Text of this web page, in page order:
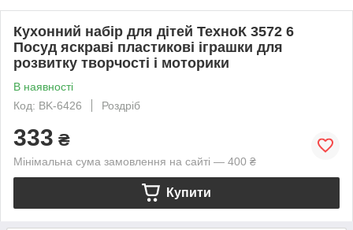
Кухонний набір для дітей ТехноК 3572 6
Посуд яскраві пластикові іграшки для
розвитку творчості і моторики
В наявності
Код: BK-6426
Роздріб
333 ₴
Мінімальна сума замовлення на сайті — 400 ₴
Купити